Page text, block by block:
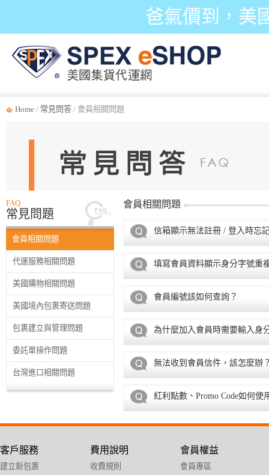
爸氣價到，美
Home / 常見問答 / 會員相關問題
FAQ
常見問題
會員相關問題
代運服務相關問題
美國購物相關問題
美國境內包裹寄送問題
包裹建立與管理問題
委託單操作問題
台灣進口相關問題
會員相關問題
信箱顯示無法註冊 / 登入時忘
填寫會員資料顯示身分字號重
會員編號該如何查詢？
為什麼加入會員時需要輸入身
無法收到會員信件，該怎麼辦
紅利點數、Promo Code如何
客戶服務
建立新包裹
費用說明
收費規則
會員權益
會員專區